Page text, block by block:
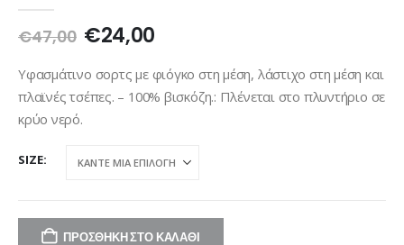
€47,00 Original
was:
€47,00.
€24,00Η
τιμή
είναι:
€24,00.
Υφασμάτινο σορτς με φιόγκο στη μέση, λάστιχο στη μέση και
πλαϊνές τσέπες. – 100% βισκόζη.: Πλένεται στο πλυντήριο σε
κρύο νερό.
SIZE
ΠΡΟΣΘΉΚΗ ΣΤΟ ΚΑΛΆΘΙ